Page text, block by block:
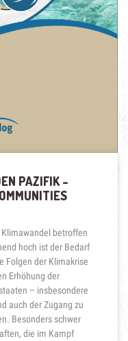
PAZIFIK –
betroffen
hoch ist der Bedarf
Folgen der Klimakrise
Erhöhung der
– insbesondere
auch der Zugang zu
Besonders schwer
die im Kampf